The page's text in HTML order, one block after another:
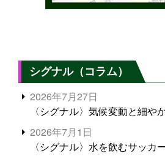
シグナル（コラム）
2026年7月27日
〈シグナル〉気候変動と細や
2026年7月1日
〈シグナル〉水を飲むサッカ